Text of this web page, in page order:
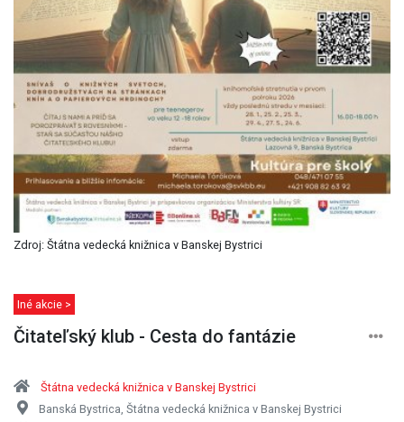
Zdroj: Štátna vedecká knižnica v Banskej Bystrici
Iné akcie >
Čitateľský klub - Cesta do fantázie
Štátna vedecká knižnica v Banskej Bystrici
Banská Bystrica, Štátna vedecká knižnica v Banskej Bystrici